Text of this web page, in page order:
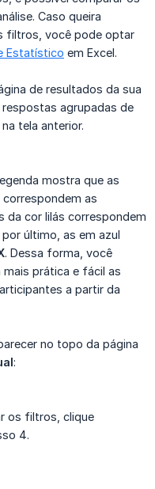
Caso queira
filtros, você pode optar
Estatístico em Excel.
de resultados da sua
agrupadas de
tela anterior.
mostra que as
as
da cor lilás correspondem
por último, as em azul
. Dessa forma, você
mais prática e fácil as
a partir da
no topo da página
:
os filtros, clique
4.